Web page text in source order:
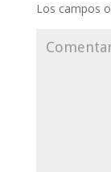
Los campos